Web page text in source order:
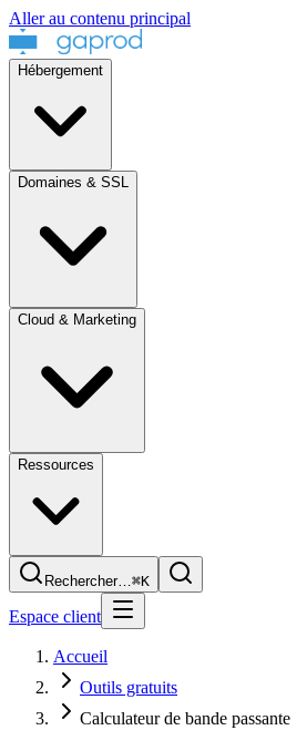
Aller au contenu principal
Hébergement
Domaines & SSL
Cloud & Marketing
Ressources
Rechercher…⌘K
Espace client
Accueil
Outils gratuits
Calculateur de bande passante